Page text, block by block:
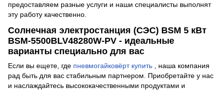
предоставляем разные услуги и наши специалисты выполнят
эту работу качественно.
Солнечная электростанция (СЭС) BSM 5 кВт
BSM-5500BLV48280W-PV - идеальные
варианты специально для вас
Если вы ещете, где пневмогайковёрт купить , наша компания
рад быть для вас стабильным партнером. Приобретайте у нас
и наслаждайтесь высококачественными продуктами и